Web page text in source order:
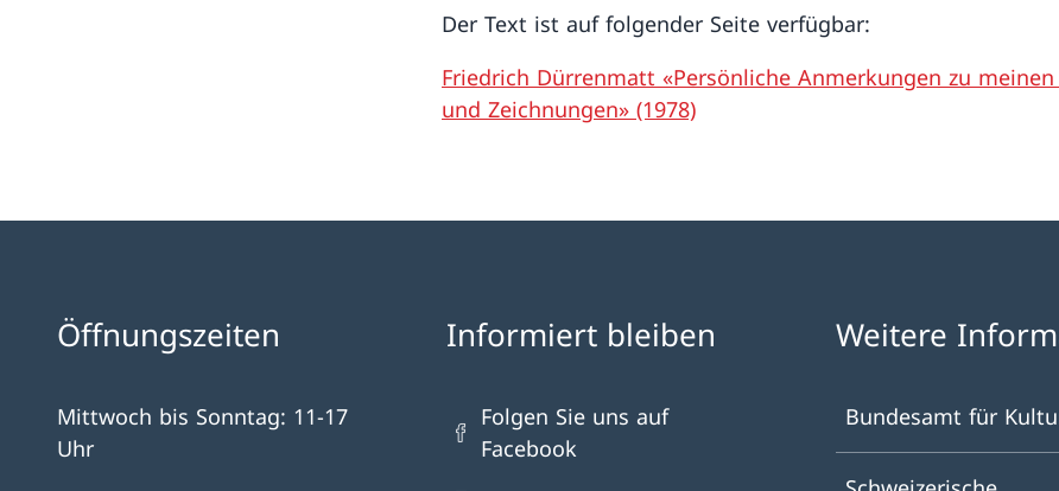
Der Text ist auf folgender Seite verfügbar:
Friedrich Dürrenmatt «Persönliche Anmerkungen zu
und Zeichnungen» (1978)
Öffnungszeiten
Mittwoch bis Sonntag: 11-17
Uhr
Informiert bleiben
Folgen Sie uns auf
Facebook
Weitere
Bundesamt für